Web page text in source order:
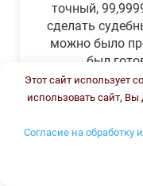
точный,
сделать
можно было
был
Этот сайт использует
использовать сайт, Вы
Согласие на